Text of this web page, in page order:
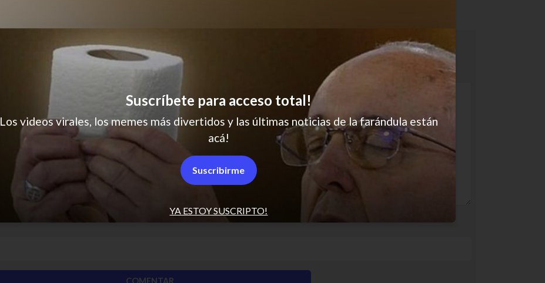
YA ESTOY SUSCRIPTO!
Suscríbete para acceso total!
Los videos virales, los memes más divertidos y las últimas noticias de la farándula están
acá!
Suscribirme